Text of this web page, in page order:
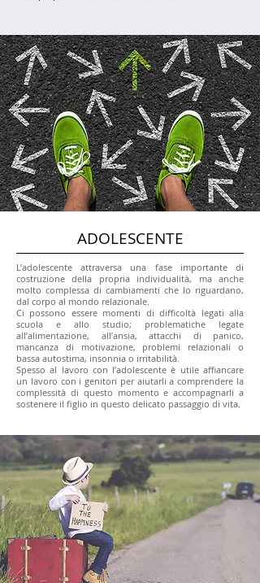
ADOLESCENTE
L’adolescente attraversa una fase importante di
costruzione della propria individualità, ma anche
molto complessa di cambiamenti che lo riguardano,
dal corpo al mondo relazionale.
Ci possono essere momenti di difficoltà legati alla
scuola e allo studio; problematiche legate
all’alimentazione, all’ansia, attacchi di panico,
mancanza di motivazione, problemi relazionali o
bassa autostima, insonnia o irritabilità.
Spesso al lavoro con l’adolescente è utile affiancare
un lavoro con i genitori per aiutarli a comprendere la
complessità di questo momento e accompagnarli a
sostenere il figlio in questo delicato passaggio di vita.